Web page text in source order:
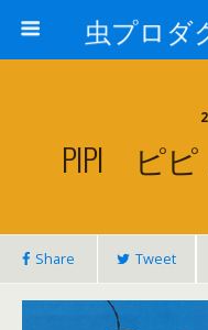
虫プロダ
PIPI ピ
Share Tweet